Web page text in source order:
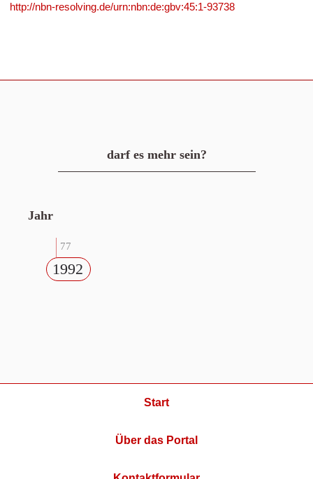
http://nbn-resolving.de/urn:nbn:de:gbv:45:1-93738
darf es mehr sein?
Jahr
77
1992
Start
Über das Portal